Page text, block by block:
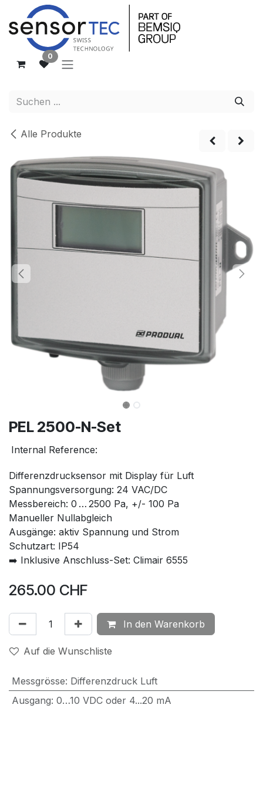
Zum Inhalt springen
0
Alle Produkte
PEL 2500-N-Set
Internal Reference:
Differenzdrucksensor mit Display für Luft
Spannungsversorgung: 24 VAC/DC
Messbereich: 0 … 2500 Pa, +/- 100 Pa
Manueller Nullabgleich
Ausgänge: aktiv Spannung und Strom
Schutzart: IP54
➡️ Inklusive Anschluss-Set: Climair 6555
265.00 CHF
In den Warenkorb
Auf die Wunschliste
Messgrösse: Differenzdruck Luft
Ausgang: 0…10 VDC oder 4...20 mA